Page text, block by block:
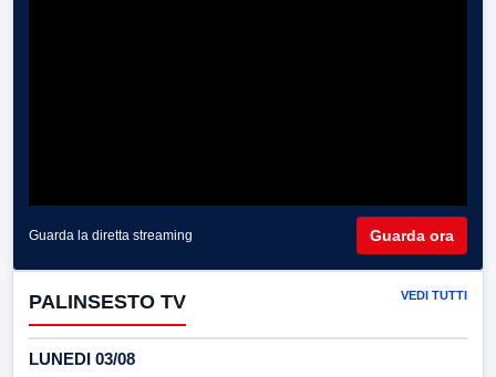
Guarda la diretta streaming Guarda ora
PALINSESTO TV VEDI TUTTI
LUNEDI 03/08